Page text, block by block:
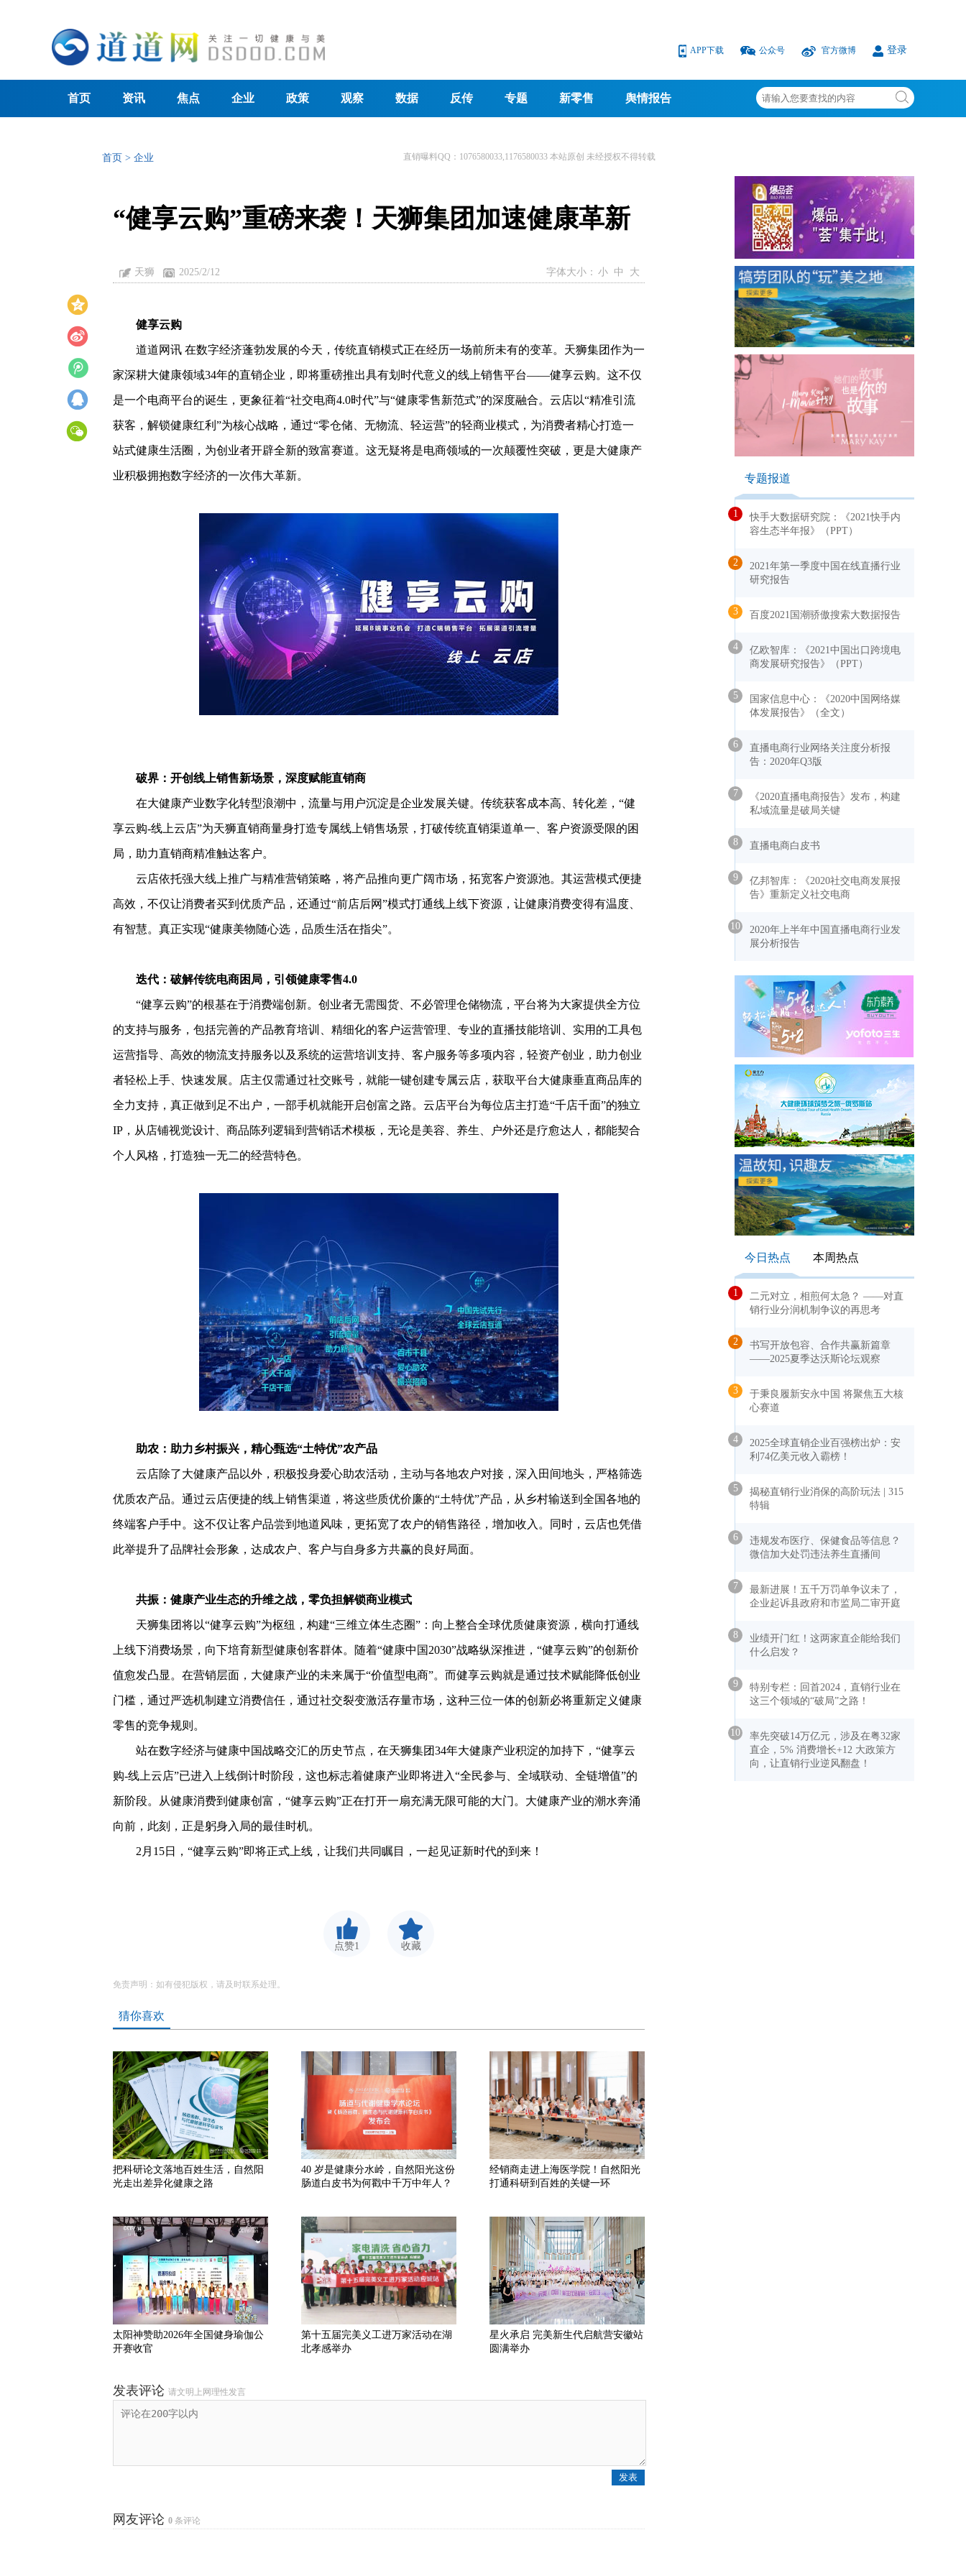
APP下载 公众号 官方微博 登录
首页 资讯 焦点 企业 政策 观察 数据 反传 专题 新零售 舆情报告
首页 > 企业 直销曝料QQ：1076580033,1176580033 本站原创 未经授权不得转载
“健享云购”重磅来袭！天狮集团加速健康革新
天狮 2025/2/12 字体大小： 小 中 大
健享云购
道道网讯 在数字经济蓬勃发展的今天，传统直销模式正在经历一场前所未有的变革。天狮集团作为一
家深耕大健康领域34年的直销企业，即将重磅推出具有划时代意义的线上销售平台——健享云购。这不仅
是一个电商平台的诞生，更象征着“社交电商4.0时代”与“健康零售新范式”的深度融合。云店以“精准引流
获客，解锁健康红利”为核心战略，通过“零仓储、无物流、轻运营”的轻商业模式，为消费者精心打造一
站式健康生活圈，为创业者开辟全新的致富赛道。这无疑将是电商领域的一次颠覆性突破，更是大健康产
业积极拥抱数字经济的一次伟大革新。
破界：开创线上销售新场景，深度赋能直销商
在大健康产业数字化转型浪潮中，流量与用户沉淀是企业发展关键。传统获客成本高、转化差，“健
享云购-线上云店”为天狮直销商量身打造专属线上销售场景，打破传统直销渠道单一、客户资源受限的困
局，助力直销商精准触达客户。
云店依托强大线上推广与精准营销策略，将产品推向更广阔市场，拓宽客户资源池。其运营模式便捷
高效，不仅让消费者买到优质产品，还通过“前店后网”模式打通线上线下资源，让健康消费变得有温度、
有智慧。真正实现“健康美物随心选，品质生活在指尖”。
迭代：破解传统电商困局，引领健康零售4.0
“健享云购”的根基在于消费端创新。创业者无需囤货、不必管理仓储物流，平台将为大家提供全方位
的支持与服务，包括完善的产品教育培训、精细化的客户运营管理、专业的直播技能培训、实用的工具包
运营指导、高效的物流支持服务以及系统的运营培训支持、客户服务等多项内容，轻资产创业，助力创业
者轻松上手、快速发展。店主仅需通过社交账号，就能一键创建专属云店，获取平台大健康垂直商品库的
全力支持，真正做到足不出户，一部手机就能开启创富之路。云店平台为每位店主打造“千店千面”的独立
IP，从店铺视觉设计、商品陈列逻辑到营销话术模板，无论是美容、养生、户外还是疗愈达人，都能契合
个人风格，打造独一无二的经营特色。
助农：助力乡村振兴，精心甄选“土特优”农产品
云店除了大健康产品以外，积极投身爱心助农活动，主动与各地农户对接，深入田间地头，严格筛选
优质农产品。通过云店便捷的线上销售渠道，将这些质优价廉的“土特优”产品，从乡村输送到全国各地的
终端客户手中。这不仅让客户品尝到地道风味，更拓宽了农户的销售路径，增加收入。同时，云店也凭借
此举提升了品牌社会形象，达成农户、客户与自身多方共赢的良好局面。
共振：健康产业生态的升维之战，零负担解锁商业模式
天狮集团将以“健享云购”为枢纽，构建“三维立体生态圈”：向上整合全球优质健康资源，横向打通线
上线下消费场景，向下培育新型健康创客群体。随着“健康中国2030”战略纵深推进，“健享云购”的创新价
值愈发凸显。在营销层面，大健康产业的未来属于“价值型电商”。而健享云购就是通过技术赋能降低创业
门槛，通过严选机制建立消费信任，通过社交裂变激活存量市场，这种三位一体的创新必将重新定义健康
零售的竞争规则。
站在数字经济与健康中国战略交汇的历史节点，在天狮集团34年大健康产业积淀的加持下，“健享云
购-线上云店”已进入上线倒计时阶段，这也标志着健康产业即将进入“全民参与、全域联动、全链增值”的
新阶段。从健康消费到健康创富，“健享云购”正在打开一扇充满无限可能的大门。大健康产业的潮水奔涌
向前，此刻，正是躬身入局的最佳时机。
2月15日，“健享云购”即将正式上线，让我们共同瞩目，一起见证新时代的到来！
点赞1 收藏
免责声明：如有侵犯版权，请及时联系处理。
猜你喜欢
把科研论文落地百姓生活，自然阳
光走出差异化健康之路
40 岁是健康分水岭，自然阳光这份
肠道白皮书为何戳中千万中年人？
经销商走进上海医学院！自然阳光
打通科研到百姓的关键一环
太阳神赞助2026年全国健身瑜伽公
开赛收官
第十五届完美义工进万家活动在湖
北孝感举办
星火承启 完美新生代启航营安徽站
圆满举办
发表评论 请文明上网理性发言
网友评论 0 条评论
专题报道
1
快手大数据研究院：《2021快手内
容生态半年报》（PPT）
2
2021年第一季度中国在线直播行业
研究报告
3 百度2021国潮骄傲搜索大数据报告
4
亿欧智库：《2021中国出口跨境电
商发展研究报告》（PPT）
5
国家信息中心：《2020中国网络媒
体发展报告》（全文）
6
直播电商行业网络关注度分析报
告：2020年Q3版
7
《2020直播电商报告》发布，构建
私域流量是破局关键
8 直播电商白皮书
9
亿邦智库：《2020社交电商发展报
告》重新定义社交电商
10
2020年上半年中国直播电商行业发
展分析报告
今日热点 本周热点
1
二元对立，相煎何太急？ ——对直
销行业分润机制争议的再思考
2
书写开放包容、合作共赢新篇章
——2025夏季达沃斯论坛观察
3
于秉良履新安永中国 将聚焦五大核
心赛道
4
2025全球直销企业百强榜出炉：安
利74亿美元收入霸榜！
5
揭秘直销行业消保的高阶玩法 | 315
特辑
6
违规发布医疗、保健食品等信息？
微信加大处罚违法养生直播间
7
最新进展！五千万罚单争议未了，
企业起诉县政府和市监局二审开庭
8
业绩开门红！这两家直企能给我们
什么启发？
9
特别专栏：回首2024，直销行业在
这三个领域的“破局”之路！
10
率先突破14万亿元，涉及在粤32家
直企，5% 消费增长+12 大政策方
向，让直销行业逆风翻盘！